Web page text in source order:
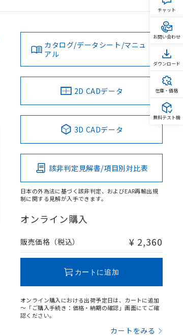
カタログ/データシート/マニュ
アル
2D CADデータ
3D CADデータ
該非判定見解書/項目別対比表
日本の外為法に基づく該非判定、およびEAR再輸出規
制に関する見解が入手できます。
オンライン購入
販売価格（税込） ¥ 2,360
カートに追加
オンライン購入における出荷予定日は、カートに追加
～「ご購入手続き：価格・納期の確認」画面にてご確
認ください。
カートをみる
チャット
お問い合わせ
ダウンロード
在庫・価格
無料テスト機